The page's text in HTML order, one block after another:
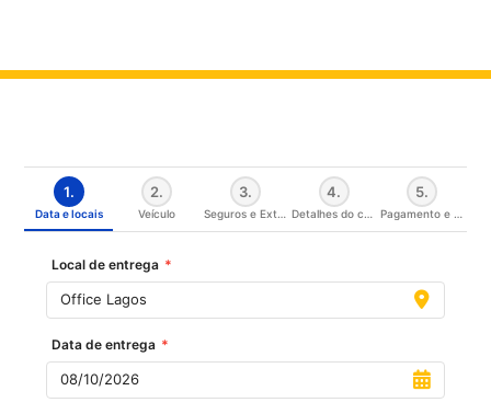
1
Data e locais
2
Veículo
3
Seguros e Extras
4
Detalhes do condutor
5
Pagamento e confirmação
Local de entrega *
Data de entrega *